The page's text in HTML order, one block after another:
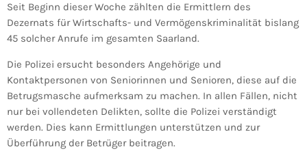
Seit Beginn dieser Woche zählten die Ermittlern des
Dezernats für Wirtschafts- und Vermögenskriminalität bislang
45 solcher Anrufe im gesamten Saarland.
Die Polizei ersucht besonders Angehörige und
Kontaktpersonen von Seniorinnen und Senioren, diese auf die
Betrugsmasche aufmerksam zu machen. In allen Fällen, nicht
nur bei vollendeten Delikten, sollte die Polizei verständigt
werden. Dies kann Ermittlungen unterstützen und zur
Überführung der Betrüger beitragen.